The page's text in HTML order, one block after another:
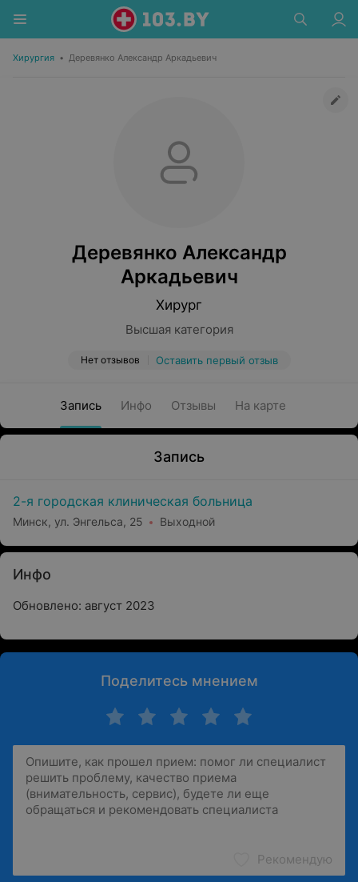
Хирургия • Деревянко Александр Аркадьевич
Деревянко Александр
Аркадьевич
Хирург
Высшая категория
Нет отзывов Оставить первый отзыв
Запись Инфо Отзывы На карте
Запись
2-я городская клиническая больница
Минск, ул. Энгельса, 25 Выходной
Инфо
Обновлено: август 2023
Поделитесь мнением
Рекомендую